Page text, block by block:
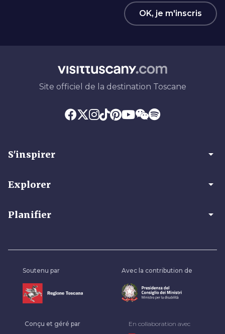
OK, je m'inscris
Site officiel de la destination Toscane
S'inspirer arrow_drop_down
Explorer arrow_drop_down
Planifier arrow_drop_down
Soutenu par Avec la contribution de
Conçu et géré par En collaboration avec